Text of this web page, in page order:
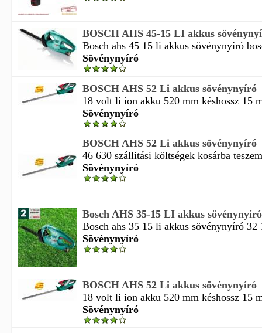
BOSCH AHS 45-15 LI akkus
Bosch ahs 45 15 li akkus sövénynyíró
Sövénynyíró
BOSCH AHS 52 Li akkus sövénynyíró
18 volt li ion akku 520 mm késhossz 15
Sövénynyíró
BOSCH AHS 52 Li akkus sövénynyíró
46 630 szállitási költségek kosárba
Sövénynyíró
Bosch AHS 35-15 LI akkus sövénynyíró
Bosch ahs 35 15 li akkus sövénynyíró 32
Sövénynyíró
BOSCH AHS 52 Li akkus sövénynyíró
18 volt li ion akku 520 mm késhossz 15
Sövénynyíró